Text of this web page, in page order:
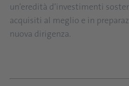
un'eredità d’investimenti
acquisiti al meglio e in
nuova dirigenza.